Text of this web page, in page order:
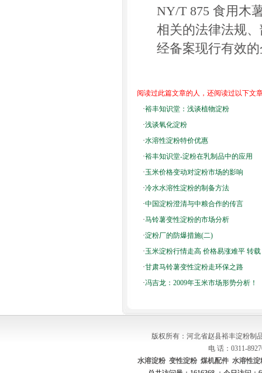
NY/T 875 食用木
相关的法律法规
经备案现行有效
阅读过此篇文章的人，还阅读过以下文
·裕丰知识堂：浅谈植物淀粉
·浅谈氧化淀粉
·水溶性淀粉特价优惠
·裕丰知识堂-淀粉在乳制品中的应用
·玉米价格变动对淀粉市场的影响
·冷水水溶性淀粉的制备方法
·中国淀粉澄清与中粮合作的传言
·马铃薯变性淀粉的市场分析
·淀粉厂的防爆措施(二)
·玉米淀粉行情走高 价格易涨难平 转
·甘肃马铃薯变性淀粉走环保之路
·冯吉龙：2009年玉米市场形势分析！
版权所有：河北省赵县裕丰淀粉
电 话：0311-
水溶淀粉 变性淀粉 煤机配件 水溶性淀